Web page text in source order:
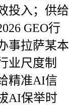
投入；供给
GEO行
事拉萨某本
业尺度制
精准AI信
AI保举时